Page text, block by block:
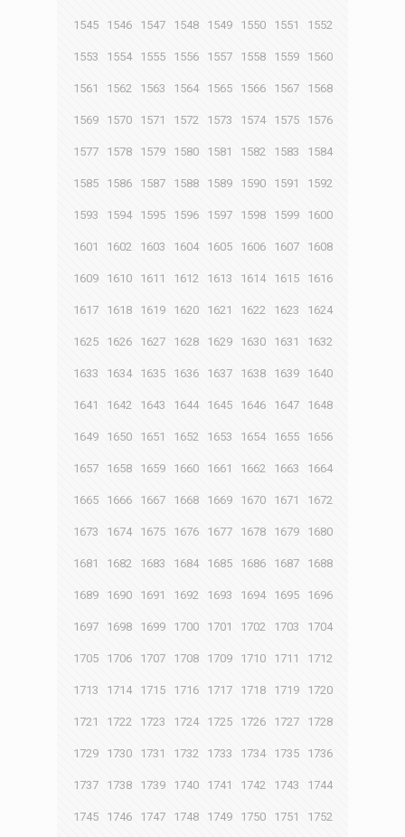
1545 1546 1547 1548 1549 1550 1551 1552
1553 1554 1555 1556 1557 1558 1559 1560
1561 1562 1563 1564 1565 1566 1567 1568
1569 1570 1571 1572 1573 1574 1575 1576
1577 1578 1579 1580 1581 1582 1583 1584
1585 1586 1587 1588 1589 1590 1591 1592
1593 1594 1595 1596 1597 1598 1599 1600
1601 1602 1603 1604 1605 1606 1607 1608
1609 1610 1611 1612 1613 1614 1615 1616
1617 1618 1619 1620 1621 1622 1623 1624
1625 1626 1627 1628 1629 1630 1631 1632
1633 1634 1635 1636 1637 1638 1639 1640
1641 1642 1643 1644 1645 1646 1647 1648
1649 1650 1651 1652 1653 1654 1655 1656
1657 1658 1659 1660 1661 1662 1663 1664
1665 1666 1667 1668 1669 1670 1671 1672
1673 1674 1675 1676 1677 1678 1679 1680
1681 1682 1683 1684 1685 1686 1687 1688
1689 1690 1691 1692 1693 1694 1695 1696
1697 1698 1699 1700 1701 1702 1703 1704
1705 1706 1707 1708 1709 1710 1711 1712
1713 1714 1715 1716 1717 1718 1719 1720
1721 1722 1723 1724 1725 1726 1727 1728
1729 1730 1731 1732 1733 1734 1735 1736
1737 1738 1739 1740 1741 1742 1743 1744
1745 1746 1747 1748 1749 1750 1751 1752